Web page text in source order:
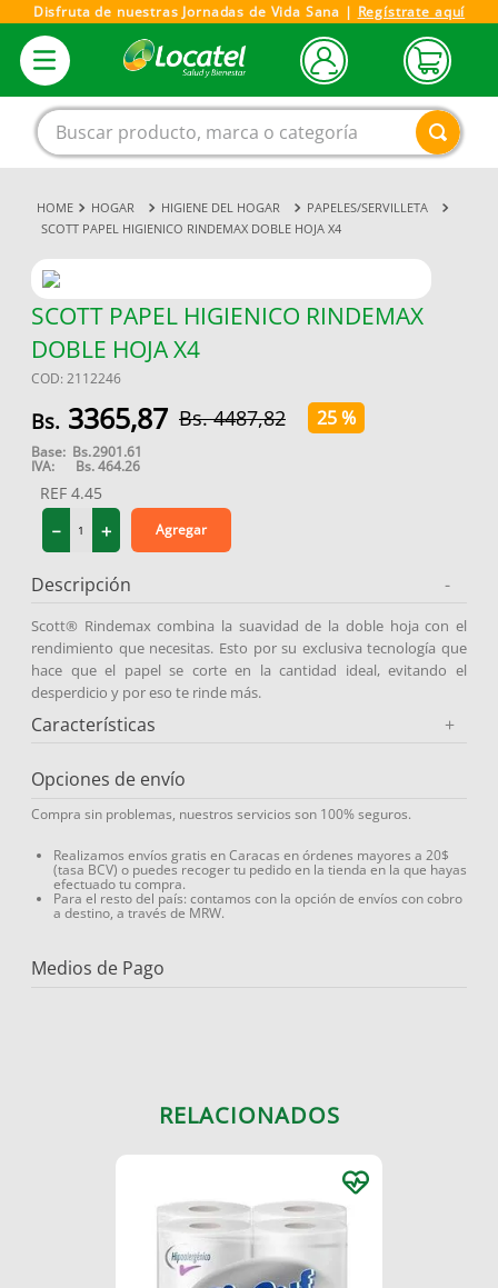
Disfruta de nuestras Jornadas de Vida Sana | Regístrate aquí
Buscar producto, marca o categoría
HOGAR HIGIENE DEL HOGAR
PAPELES/SERVILLETA
SCOTT PAPEL HIGIENICO RINDEMAX DOBLE HOJA X4
SCOTT PAPEL HIGIENICO RINDEMAX
DOBLE HOJA X4
COD: 2112246
3365,87 4487,82 25 %
Base: Bs.2901.61
IVA: Bs.464.26
REF 4.45
＋
－ Agregar
Descripción -
Scott® Rindemax combina la suavidad de la doble hoja con el
rendimiento que necesitas. Esto por su exclusiva tecnología que
hace que el papel se corte en la cantidad ideal, evitando el
desperdicio y por eso te rinde más.
Características +
Opciones de envío
Compra sin problemas, nuestros servicios son 100% seguros.
Realizamos envíos gratis en Caracas en órdenes mayores a 20$
(tasa BCV) o puedes recoger tu pedido en la tienda en la que hayas
efectuado tu compra.
Para el resto del país: contamos con la opción de envíos con cobro
a destino, a través de MRW.
Medios de Pago
RELACIONADOS
1.
magnesio
3 .
4.
vitamina c
5.
vitamina
linezolid
7.
champu
.
miovit
protector solar